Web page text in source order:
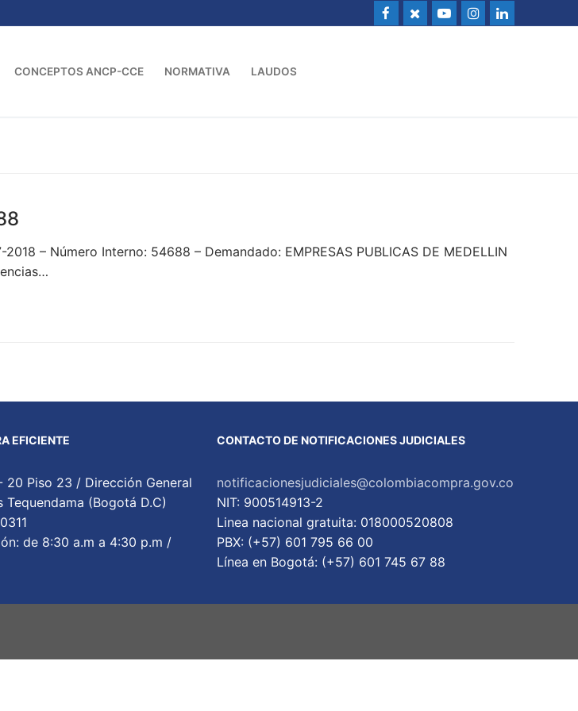
CONCEPTOS ANCP-CCE NORMATIVA LAUDOS
– Número Interno: 54688 – Demandado: EMPRESAS PUBLICAS DE MEDELLIN
EFICIENTE
20 Piso 23 / Dirección General
(Bogotá D.C)
de 8:30 a.m a 4:30 p.m /
CONTACTO DE NOTIFICACIONES JUDICIALES
notificacionesjudiciales@colombiacompra.gov.co
NIT: 900514913-2
Linea nacional gratuita: 018000520808
PBX: (+57) 601 795 66 00
Lí­nea en Bogotá: (+57) 601 745 67 88